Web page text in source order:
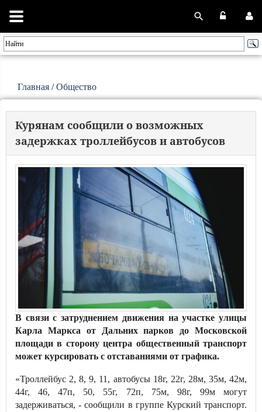
Главная /Общество
Курянам сообщили о возможных
задержках троллейбусов и автобусов
В связи с затруднением движения на участке улицы
Карла Маркса от Дальних парков до Московской
площади в сторону центра общественный транспорт
может курсировать с отставаниями от графика.
«Троллейбус 2, 8, 9, 11, автобусы 18г, 22г, 28м, 35м, 42м,
44г, 46, 47п, 50, 55г, 72п, 75м, 98г, 99м могут
задерживаться, - сообщили в группе Курский транспорт.